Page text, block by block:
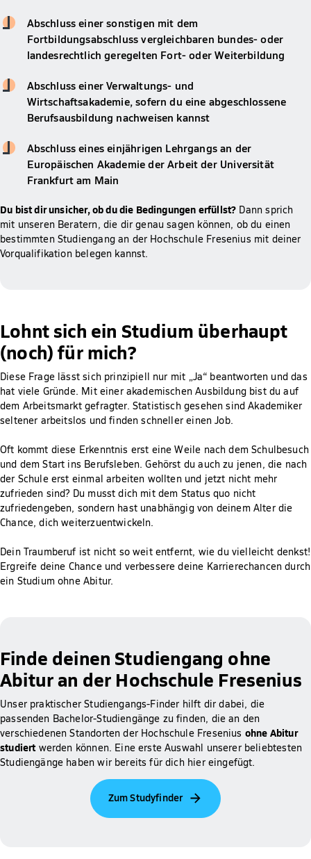
Abschluss einer sonstigen mit dem
Fortbildungsabschluss vergleichbaren bundes- oder
landesrechtlich geregelten Fort- oder Weiterbildung
Abschluss einer Verwaltungs- und
Wirtschaftsakademie, sofern du eine abgeschlossene
Berufsausbildung nachweisen kannst
Abschluss eines einjährigen Lehrgangs an der
Europäischen Akademie der Arbeit der Universität
Frankfurt am Main
Du bist dir unsicher, ob du die Bedingungen erfüllst? Dann sprich
mit unseren Beratern, die dir genau sagen können, ob du einen
bestimmten Studiengang an der Hochschule Fresenius mit deiner
Vorqualifikation belegen kannst.
Lohnt sich ein Studium überhaupt
(noch) für mich?
Diese Frage lässt sich prinzipiell nur mit „Ja“ beantworten und das
hat viele Gründe. Mit einer akademischen Ausbildung bist du auf
dem Arbeitsmarkt gefragter. Statistisch gesehen sind Akademiker
seltener arbeitslos und finden schneller einen Job.
Oft kommt diese Erkenntnis erst eine Weile nach dem Schulbesuch
und dem Start ins Berufsleben. Gehörst du auch zu jenen, die nach
der Schule erst einmal arbeiten wollten und jetzt nicht mehr
zufrieden sind? Du musst dich mit dem Status quo nicht
zufriedengeben, sondern hast unabhängig von deinem Alter die
Chance, dich weiterzuentwickeln.
Dein Traumberuf ist nicht so weit entfernt, wie du vielleicht denkst!
Ergreife deine Chance und verbessere deine Karrierechancen durch
ein Studium ohne Abitur.
Finde deinen Studiengang ohne
Abitur an der Hochschule Fresenius
Unser praktischer Studiengangs-Finder hilft dir dabei, die
passenden Bachelor-Studiengänge zu finden, die an den
verschiedenen Standorten der Hochschule Fresenius ohne Abitur
studiertwerden können. Eine erste Auswahl unserer beliebtesten
Studiengänge haben wir bereits für dich hier eingefügt.
Zum Studyfinder